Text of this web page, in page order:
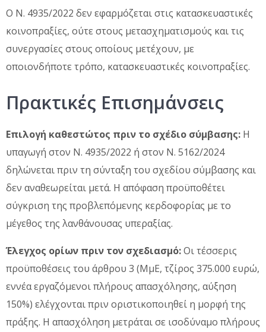
Ο Ν. 4935/2022 δεν εφαρμόζεται στις κατασκευαστικές
κοινοπραξίες, ούτε στους μετασχηματισμούς και τις
συνεργασίες στους οποίους μετέχουν, με
οποιονδήποτε τρόπο, κατασκευαστικές κοινοπραξίες.
Πρακτικές Επισημάνσεις
Επιλογή καθεστώτος πριν το σχέδιο σύμβασης: Η
υπαγωγή στον Ν. 4935/2022 ή στον Ν. 5162/2024
δηλώνεται πριν τη σύνταξη του σχεδίου σύμβασης και
δεν αναθεωρείται μετά. Η απόφαση προϋποθέτει
σύγκριση της προβλεπόμενης κερδοφορίας με το
μέγεθος της λανθάνουσας υπεραξίας.
Έλεγχος ορίων πριν τον σχεδιασμό:Οι τέσσερις
προϋποθέσεις του άρθρου 3 (ΜμΕ, τζίρος 375.000 ευρώ,
εννέα εργαζόμενοι πλήρους απασχόλησης, αύξηση
150%) ελέγχονται πριν οριστικοποιηθεί η μορφή της
πράξης. Η απασχόληση μετράται σε ισοδύναμο πλήρους